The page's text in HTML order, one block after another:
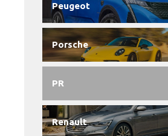
Peugeot
Porsche
PR
Renault